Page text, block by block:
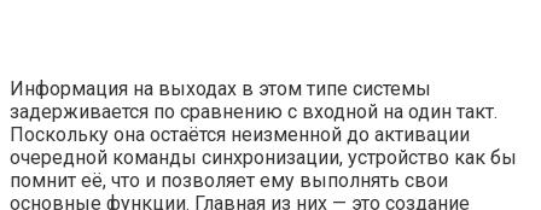
Информация на выходах в этом типе системы
задерживается по сравнению с входной на один такт.
Поскольку она остаётся неизменной до активации
очередной команды синхронизации, устройство как бы
помнит её, что и позволяет ему выполнять свои
основные функции. Главная из них — это создание